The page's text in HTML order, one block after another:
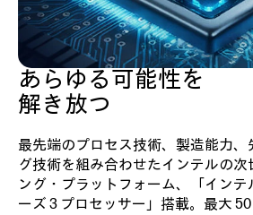
あらゆる可能性を
解き放つ
最先端のプロセス技術、製造能力、
グ技術を組み合わせたインテルの次
ング・プラットフォーム、「インテ
ーズ 3 プロセッサー」搭載。最大 50